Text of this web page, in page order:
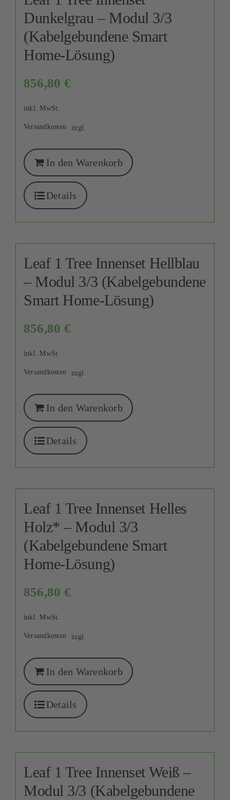
Dunkelgrau – Modul 3/3
(Kabelgebundene Smart
Home-Lösung)
856,80 €
inkl. MwSt.
zzgl.
Versandkosten
In den Warenkorb
Details
Leaf 1 Tree Innenset Hellblau
– Modul 3/3 (Kabelgebundene
Smart Home-Lösung)
856,80 €
inkl. MwSt.
zzgl.
Versandkosten
In den Warenkorb
Details
Leaf 1 Tree Innenset Helles
Holz* – Modul 3/3
(Kabelgebundene Smart
Home-Lösung)
856,80 €
inkl. MwSt.
zzgl.
Versandkosten
In den Warenkorb
Details
Leaf 1 Tree Innenset Weiß –
Modul 3/3 (Kabelgebundene